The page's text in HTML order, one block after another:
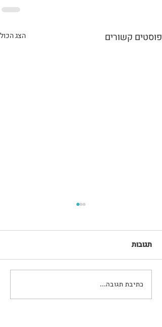
פוסטים קשורים הצג הכול
פורטוגל עם מתבגרים - טיול
וחופשה
תגובות
כתיבת תגובה...